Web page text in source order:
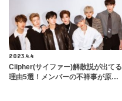
2023.4.4
Ciipher(サイファー)解散説が出てる
理由5選！メンバーの不祥事が原…